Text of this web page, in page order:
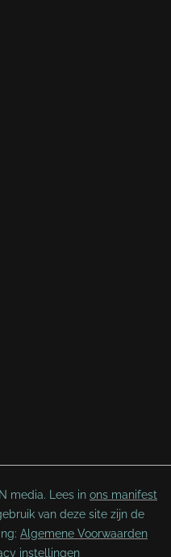
media. Lees in ons manifest
van deze site zijn de
Algemene Voorwaarden
instellingen